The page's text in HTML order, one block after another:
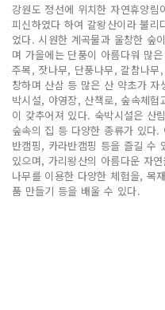
강원도 정선에 위치한 자연휴양
피신하였다 하여 갈왕산이라 불리
었다. 시원한 계곡물과 울창한 숲
며 가을에는 단풍이 아름다워 많
주목, 잣나무, 단풍나무, 갈참나
창하며 산삼 등 많은 산 약초가
박시설, 야영장, 산책로, 숲속체
이 갖추어져 있다. 숙박시설은 산
숲속의 집 등 다양한 종류가 있다
반캠핑, 카라반캠핑 등을 즐길 수
있으며, 가리왕산의 아름다운 자
나무를 이용한 다양한 체험을, 목
품 만들기 등을 배울 수 있다.